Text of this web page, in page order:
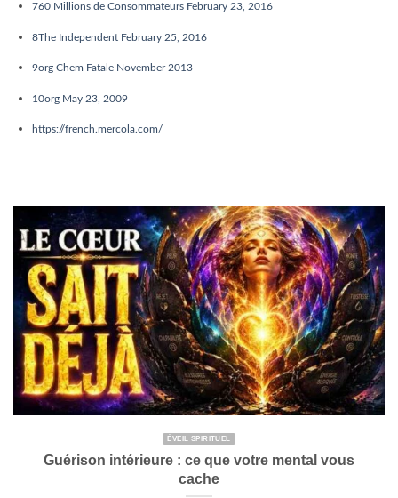
760 Millions de Consommateurs February 23, 2016
8The Independent February 25, 2016
9org Chem Fatale November 2013
10org May 23, 2009
https://french.mercola.com/
ÉVEIL SPIRITUEL
Guérison intérieure : ce que votre mental vous
cache